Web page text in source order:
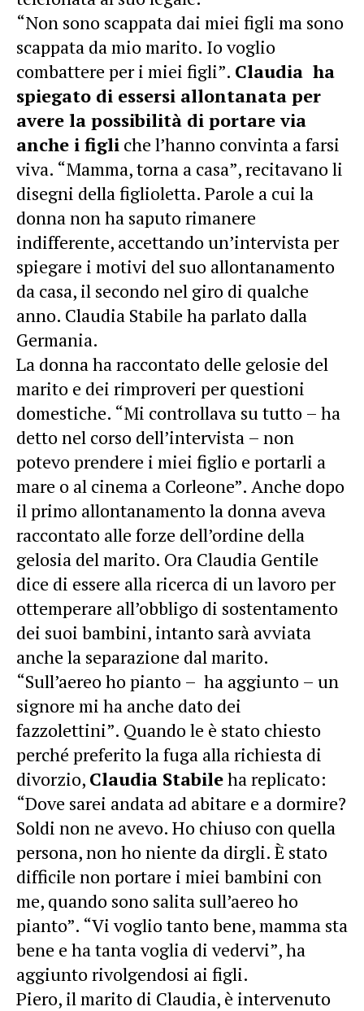
“Non sono scappata dai miei figli ma sono
scappata da mio marito. Io voglio
combattere per i miei figli”. Claudia ha
spiegato di essersi allontanata per
avere la possibilità di portare via
anche i figli che l’hanno convinta a farsi
viva. “Mamma, torna a casa”, recitavano li
disegni della figlioletta. Parole a cui la
donna non ha saputo rimanere
indifferente, accettando un’intervista per
spiegare i motivi del suo allontanamento
da casa, il secondo nel giro di qualche
anno. Claudia Stabile ha parlato dalla
Germania.
La donna ha raccontato delle gelosie del
marito e dei rimproveri per questioni
domestiche. “Mi controllava su tutto – ha
detto nel corso dell’intervista – non
potevo prendere i miei figlio e portarli a
mare o al cinema a Corleone”. Anche dopo
il primo allontanamento la donna aveva
raccontato alle forze dell’ordine della
gelosia del marito. Ora Claudia Gentile
dice di essere alla ricerca di un lavoro per
ottemperare all’obbligo di sostentamento
dei suoi bambini, intanto sarà avviata
anche la separazione dal marito.
“Sull’aereo ho pianto – ha aggiunto – un
signore mi ha anche dato dei
fazzolettini”. Quando le è stato chiesto
perché preferito la fuga alla richiesta di
divorzio, Claudia Stabileha replicato:
“Dove sarei andata ad abitare e a dormire?
Soldi non ne avevo. Ho chiuso con quella
persona, non ho niente da dirgli. È stato
difficile non portare i miei bambini con
me, quando sono salita sull’aereo ho
pianto”. “Vi voglio tanto bene, mamma sta
bene e ha tanta voglia di vedervi”, ha
aggiunto rivolgendosi ai figli.
Piero, il marito di Claudia, è intervenuto